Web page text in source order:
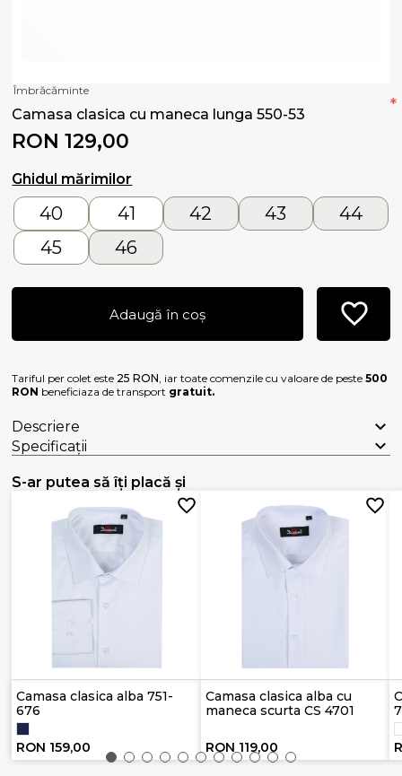
Îmbrăcăminte
Camasa clasica cu maneca lunga 550-53
RON 129,00
Ghidul mărimilor
*
40 41 42 43
44
45
46
Adaugă în coș
Tariful per colet este 25 RON, iar toate comenzile cu valoare de peste500
RON beneficiaza de transport gratuit.
Descriere
Specificații
S-ar putea să îți placă și
Camasa clasica alba 751-
676
RON 159,00
Camasa clasica alba cu
maneca scurta CS 4701
RON 119,00